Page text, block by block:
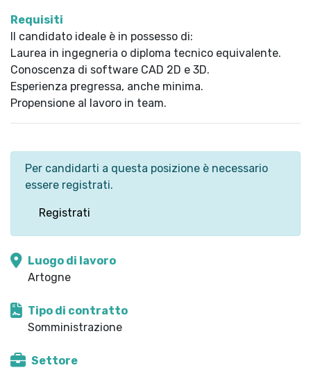
Requisiti
Il candidato ideale è in possesso di:
Laurea in ingegneria o diploma tecnico equivalente.
Conoscenza di software CAD 2D e 3D.
Esperienza pregressa, anche minima.
Propensione al lavoro in team.
Per candidarti a questa posizione è necessario
essere registrati.
Registrati
Luogo di lavoro
Artogne
Tipo di contratto
Somministrazione
Settore